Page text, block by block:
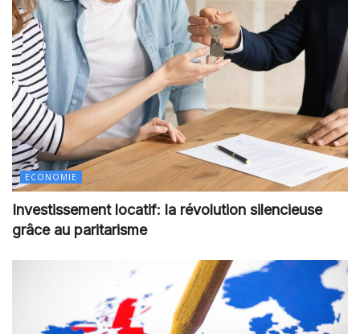
ECONOMIE
Investissement locatif: la révolution silencieuse
grâce au paritarisme